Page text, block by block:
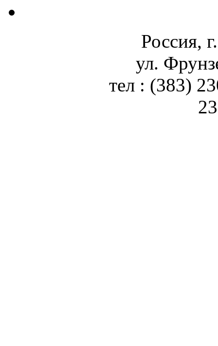
Россия,
ул.
тел : (383)